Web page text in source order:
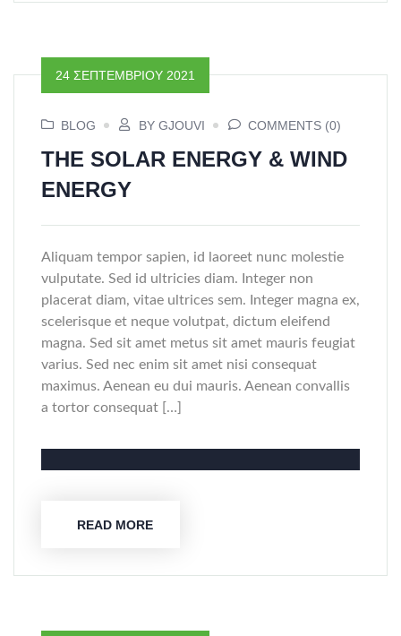
24 ΣΕΠΤΕΜΒΡΊΟΥ 2021
BLOG BY GJOUVI COMMENTS (0)
THE SOLAR ENERGY & WIND
ENERGY
Aliquam tempor sapien, id laoreet nunc molestie
vulputate. Sed id ultricies diam. Integer non
placerat diam, vitae ultrices sem. Integer magna ex,
scelerisque et neque volutpat, dictum eleifend
magna. Sed sit amet metus sit amet mauris feugiat
varius. Sed nec enim sit amet nisi consequat
maximus. Aenean eu dui mauris. Aenean convallis
a tortor consequat […]
READ MORE